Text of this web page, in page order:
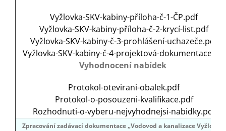
Vyžlovka-SKV-kabiny-příloha-č-1-ČP.pdf
Vyžlovka-SKV-kabiny-příloha-č-2-krycí-list.pdf
Vyžlovka-SKV-kabiny-č-3-prohlášení-uchazeče.pdf
Vyžlovka-SKV-kabiny-č-4-projektová-dokumentace.ZIP
Vyhodnocení nabídek
Protokol-otevirani-obalek.pdf
Protokol-o-posouzeni-kvalifikace.pdf
Rozhodnuti-o-vyberu-nejvyhodnejsi-nabidky.pdf
Zpracování zadávací dokumentace „Vodovod a kanalizace Vyžlovka“